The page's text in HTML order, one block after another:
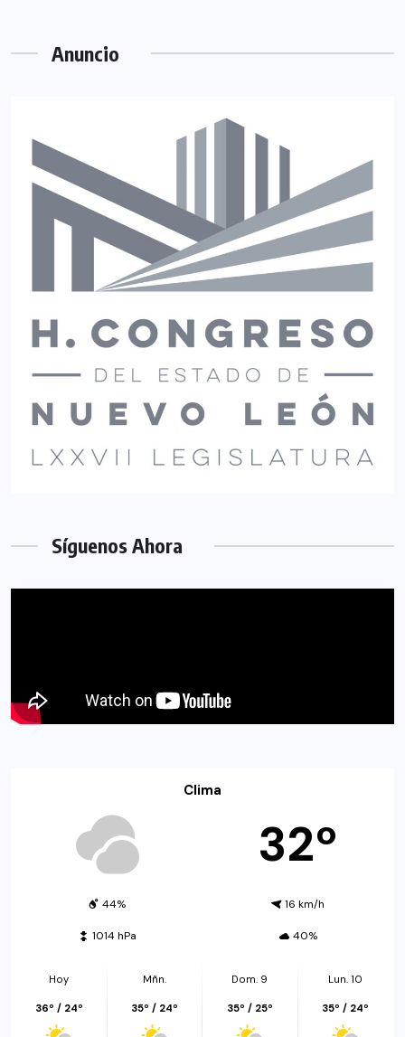
Anuncio
Síguenos Ahora
Clima
32º
44% 16 km/h
1014 hPa 40%
Hoy
36º / 24º
Mñn.
35º / 24º
Dom. 9
35º / 25º
Lun. 10
35º / 24º